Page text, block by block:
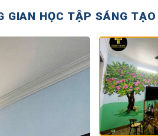
GIAN HỌC TẬP SÁNG